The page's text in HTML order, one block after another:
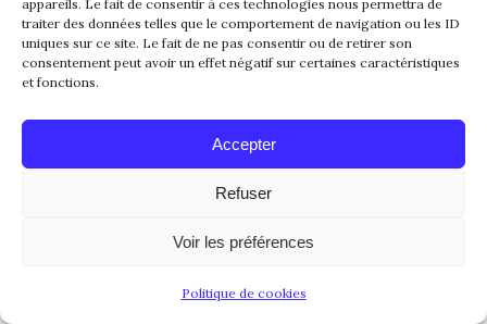
appareils. Le fait de consentir à ces technologies nous permettra de
traiter des données telles que le comportement de navigation ou les ID
uniques sur ce site. Le fait de ne pas consentir ou de retirer son
consentement peut avoir un effet négatif sur certaines caractéristiques
et fonctions.
Accepter
Refuser
Voir les préférences
Politique de cookies
minutes est un luxe que peu d’hôtels
Disney peuvent offrir. La proximité
avec Hollywood Studios constitue
également un énorme avantage.
L’hôtel attire particulièrement les
visiteurs qui aiment passer du temps
dans les restaurants, profiter des
zone autour du Crescent Lake.
Les familles avec jeunes enfants